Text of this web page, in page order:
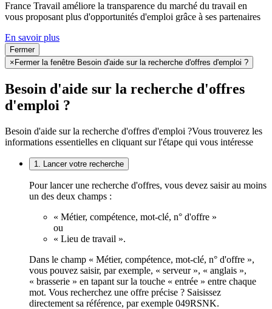
France Travail améliore la transparence du marché du travail en
vous proposant plus d'opportunités d'emploi grâce à ses partenaires
En savoir plus
Fermer
× Fermer la fenêtre Besoin d'aide sur la recherche d'offres d'emploi ?
Besoin d'aide sur la recherche d'offres
d'emploi ?
Besoin d'aide sur la recherche d'offres d'emploi ?Vous trouverez les
informations essentielles en cliquant sur l'étape qui vous intéresse
1. Lancer votre recherche
Pour lancer une recherche d'offres, vous devez saisir au moins
un des deux champs :
« Métier, compétence, mot-clé, n° d'offre »
ou
« Lieu de travail ».
Dans le champ « Métier, compétence, mot-clé, n° d'offre »,
vous pouvez saisir, par exemple, « serveur », « anglais »,
« brasserie » en tapant sur la touche « entrée » entre chaque
mot. Vous recherchez une offre précise ? Saisissez
directement sa référence, par exemple 049RSNK.